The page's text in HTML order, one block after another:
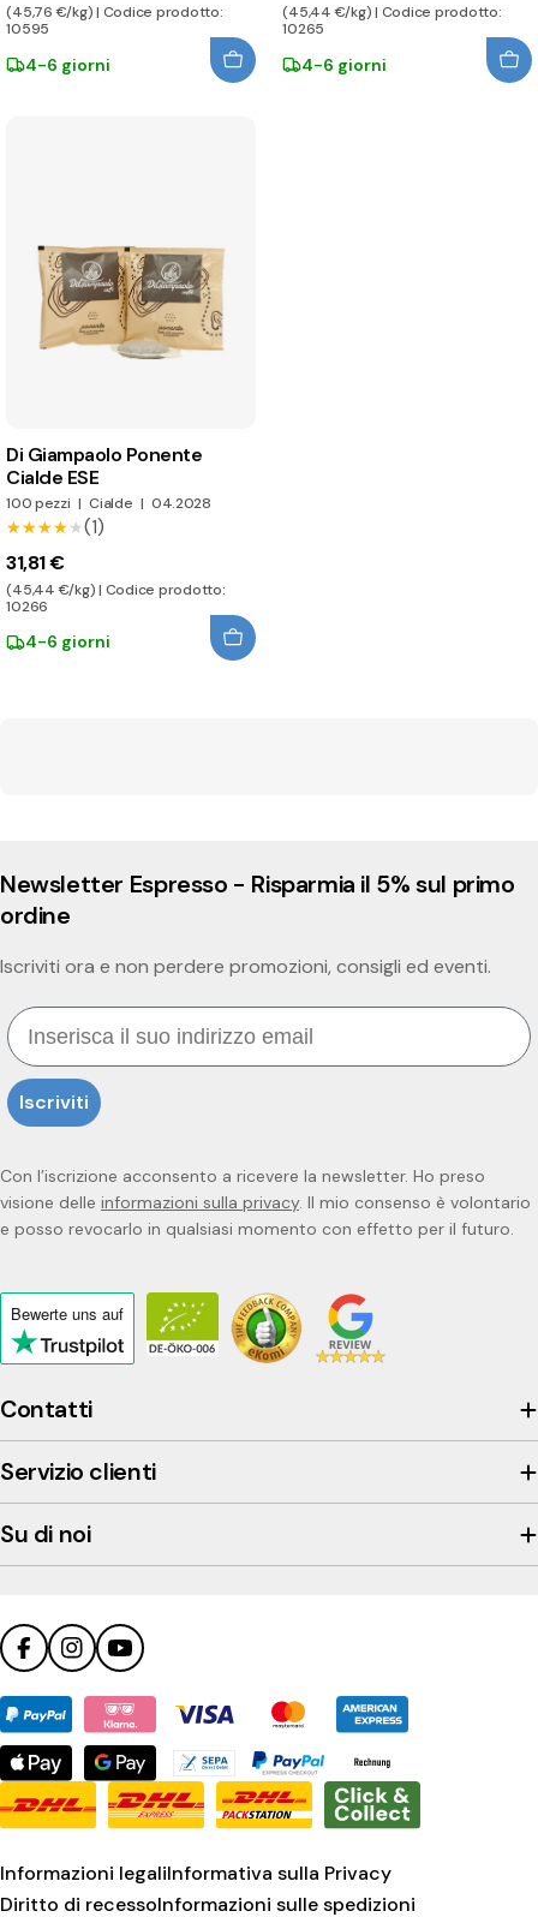
(45,76 €/kg) | Codice prodotto:
10595
4-6 giorni
(45,44 €/kg) | Codice prodotto:
10265
4-6 giorni
Di Giampaolo Ponente
Cialde ESE
100 pezzi | Cialde | 04.2028
★★★★★
★★★★★(1)
31,81 €
(45,44 €/kg) | Codice prodotto:
10266
4-6 giorni
Contatti
Servizio clienti
Su di noi
Newsletter Espresso - Risparmia il 5% sul primo
ordine
Iscriviti ora e non perdere promozioni, consigli ed eventi.
Email
Iscriviti
Con l’iscrizione acconsento a ricevere la newsletter. Ho preso
visione delle informazioni sulla privacy. Il mio consenso è volontario
e posso revocarlo in qualsiasi momento con effetto per il futuro.
Bewerte uns auf
Click
to
view
the
company's
Trustpilot
profile
FacebookInstagramYouTube
Metodi
di
pagamento
Informazioni legaliInformativa sulla Privacy
Diritto di recessoInformazioni sulle spedizioni